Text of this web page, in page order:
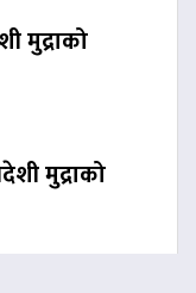
मुद्राको
मुद्राको